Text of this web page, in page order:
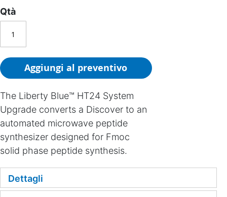
Qtà
Aggiungi al preventivo
The Liberty Blue™ HT24 System
Upgrade converts a Discover to an
automated microwave peptide
synthesizer designed for Fmoc
solid phase peptide synthesis.
Dettagli